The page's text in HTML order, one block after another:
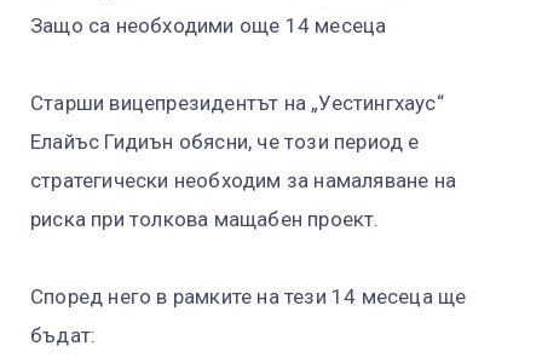
Защо са необходими още 14 месеца
Старши вицепрезидентът на „Уестингхаус“
Елайъс Гидиън обясни, че този период е
стратегически необходим за намаляване на
риска при толкова мащабен проект.
Според него в рамките на тези 14 месеца ще
бъдат: